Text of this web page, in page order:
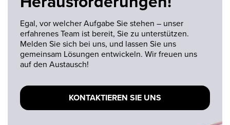
Egal, vor welcher Aufgabe Sie stehen – unser
erfahrenes Team ist bereit, Sie zu unterstützen.
Melden Sie sich bei uns, und lassen Sie uns
gemeinsam Lösungen entwickeln. Wir freuen uns
auf den Austausch!
KONTAKTIEREN SIE UNS